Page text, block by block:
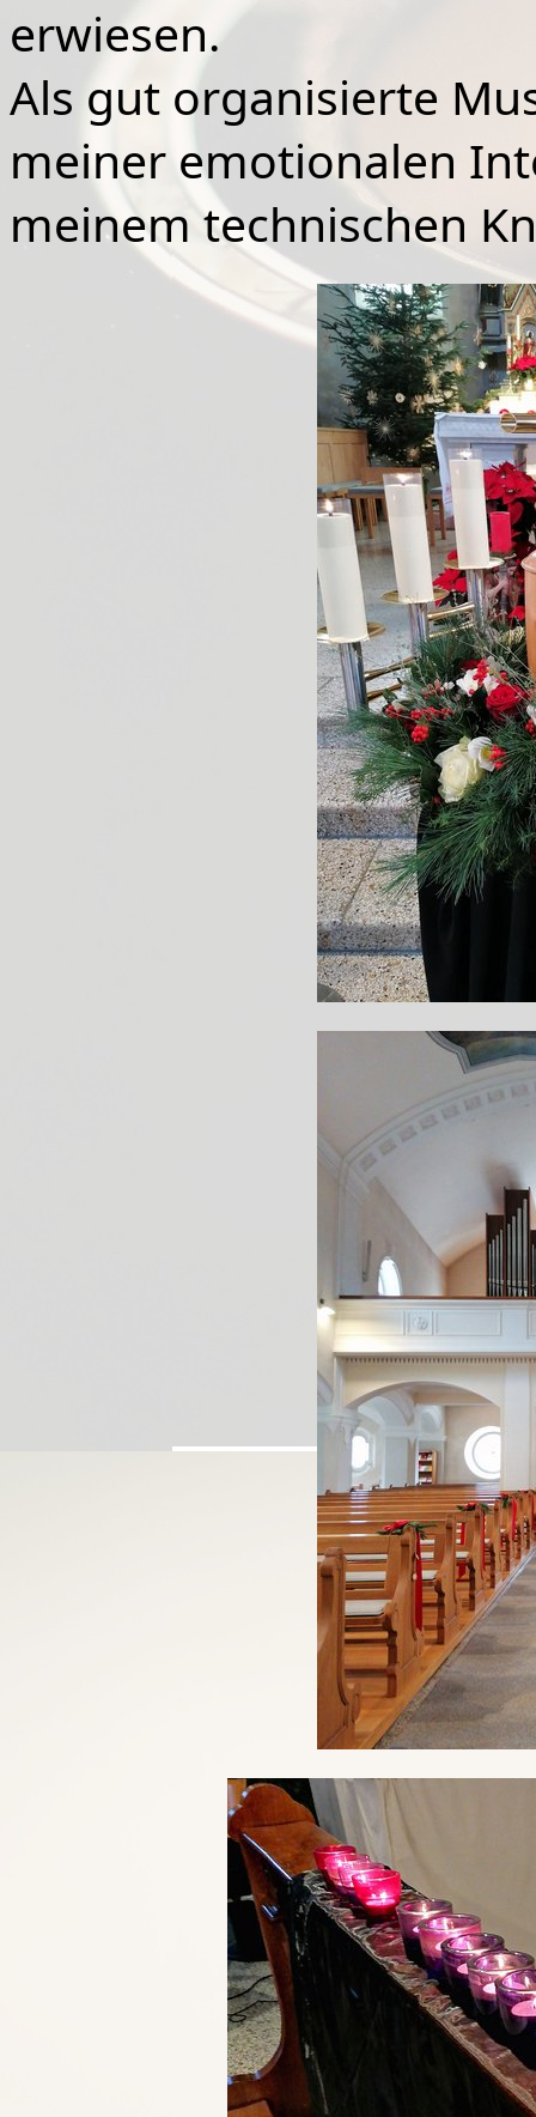
erwiesen.
Als gut organisierte
meiner emotionalen
meinem technischen